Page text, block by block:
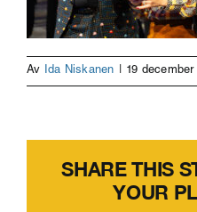
Av Ida Niskanen | 19 december
SHARE THIS
YOUR